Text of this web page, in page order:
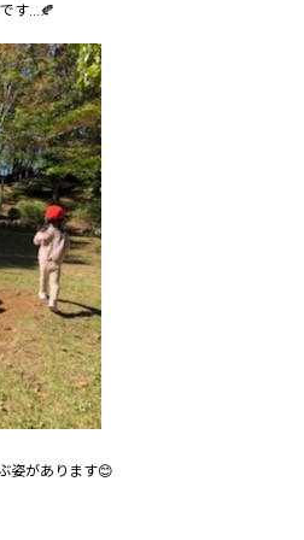
す…🍂
姿があります😊